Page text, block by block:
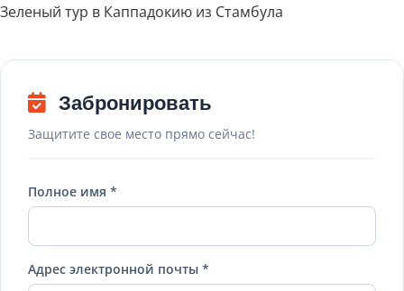
Зеленый тур в Каппадокию из Стамбула
Забронировать
Защитите свое место прямо сейчас!
Полное имя *
Адрес электронной почты *